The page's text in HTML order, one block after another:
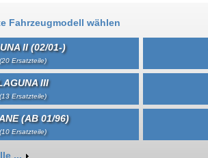
Fahrzeugmodell wählen
II (02/01-)
(20 Ersatzteile)
III
(13 Ersatzteile)
(AB 01/96)
(10 Ersatzteile)
...